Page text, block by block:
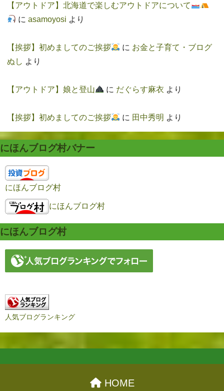
【アウトドア】北海道で楽しむアウトドアについて
に asamoyosi より
【挨拶】初めましてのご挨拶 に お金と子育て・ブログ
ぬし より
【アウトドア】娘と登山 に だぐらす麻衣 より
【挨拶】初めましてのご挨拶 に 田中秀明 より
にほんブログ村バナー
にほんブログ村
にほんブログ村
にほんブログ村
人気ブログランキング
HOME